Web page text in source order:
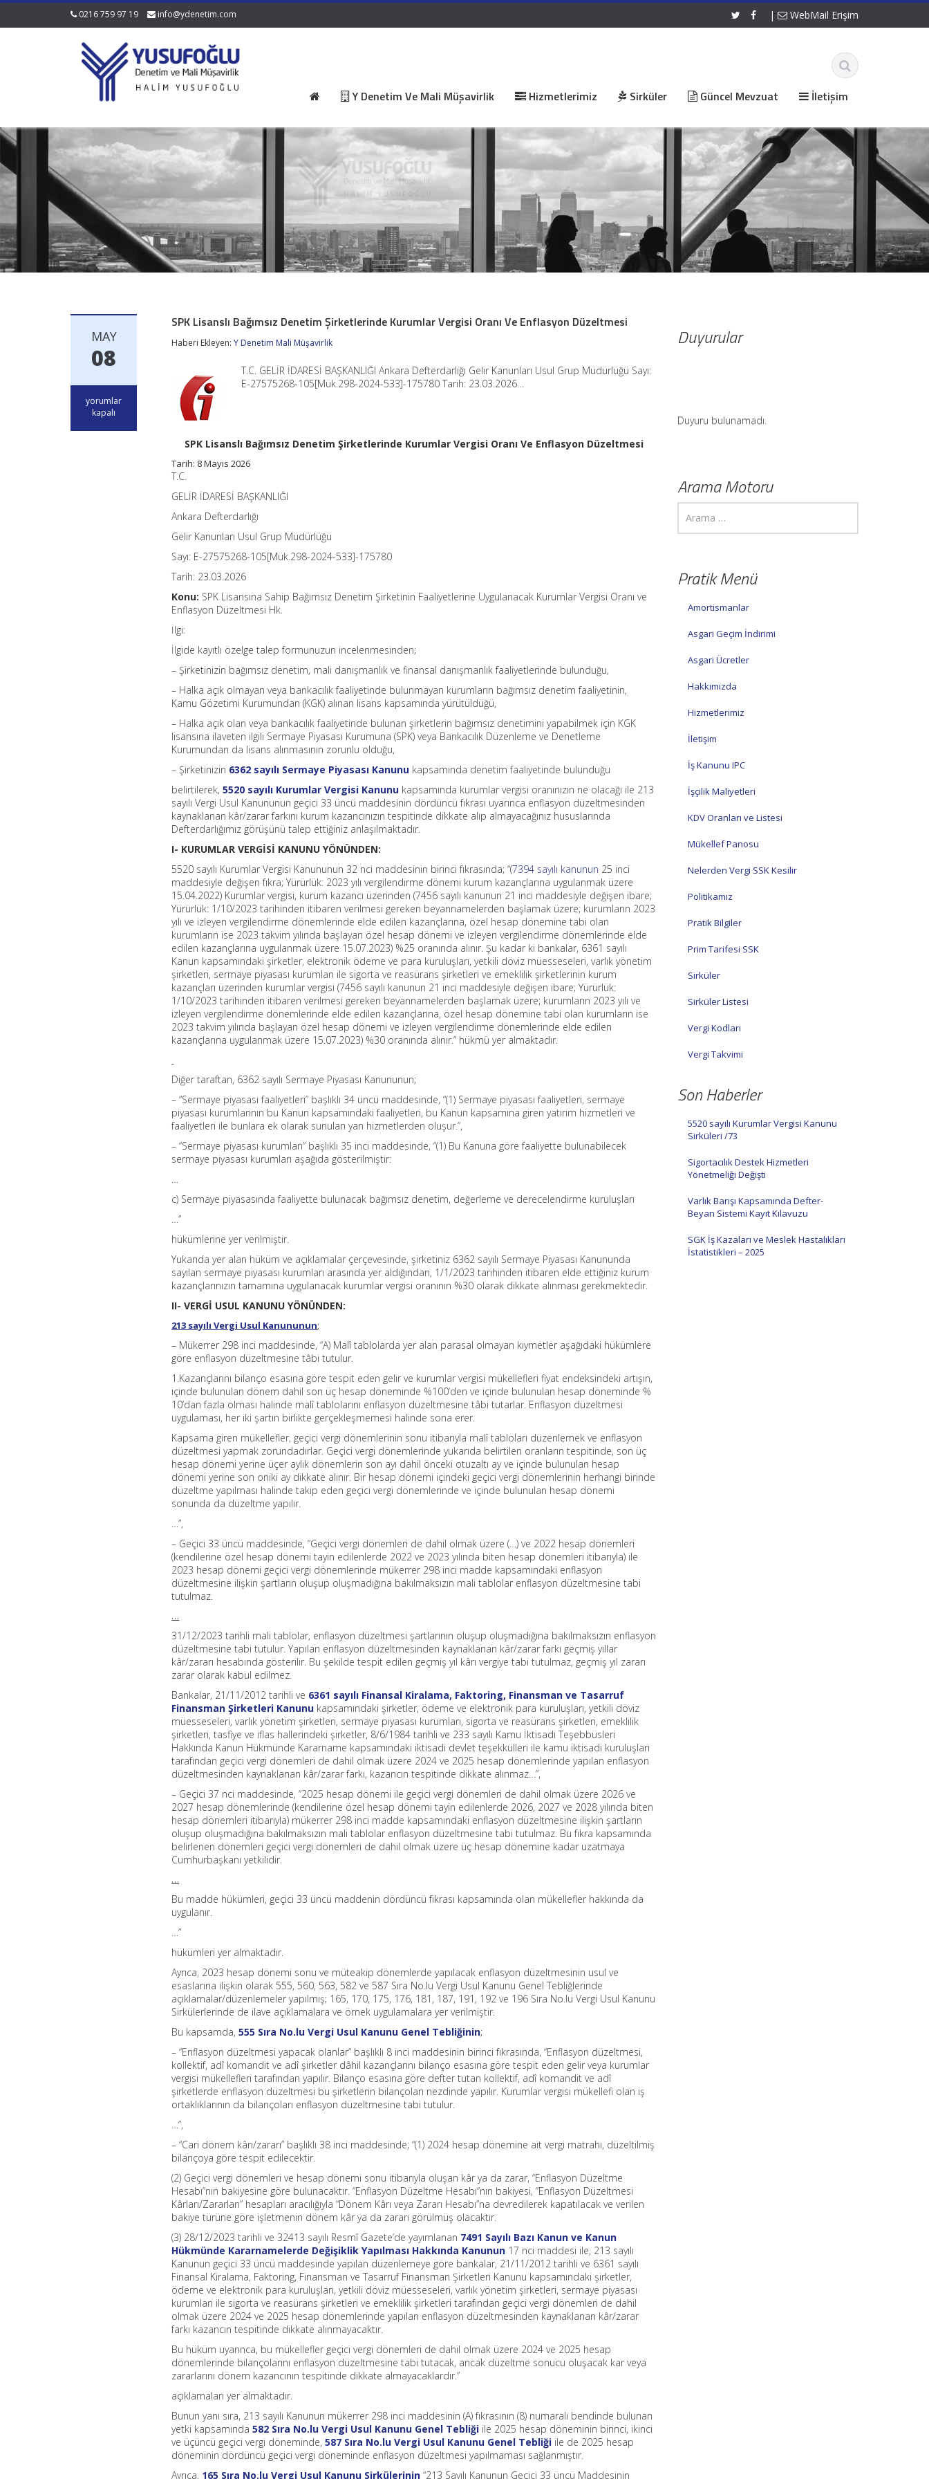
0216 759 97 19 info@ydenetim.com | WebMail Erişim
Y Denetim Ve Mali Müşavirlik Hizmetlerimiz Sirküler Güncel Mevzuat İletişim
MAY
08
SPK
Lisanslı
yorumlar
kapalı
SPK Lisanslı Bağımsız Denetim Şirketlerinde Kurumlar Vergisi Oranı Ve Enflasyon Düzeltmesi
Haberi Ekleyen:Y Denetim Mali Müşavirlik
T.C. GELİR İDARESİ BAŞKANLIĞI Ankara Defterdarlığı Gelir Kanunları Usul Grup Müdürlüğü Sayı:
E-27575268-105[Mük.298-2024-533]-175780 Tarih: 23.03.2026…
SPK Lisanslı Bağımsız Denetim Şirketlerinde Kurumlar Vergisi Oranı Ve Enflasyon Düzeltmesi
Tarih: 8 Mayıs 2026
T.C.
GELİR İDARESİ BAŞKANLIĞI
Ankara Defterdarlığı
Gelir Kanunları Usul Grup Müdürlüğü
Sayı: E-27575268-105[Mük.298-2024-533]-175780
Tarih: 23.03.2026
Konu: SPK Lisansına Sahip Bağımsız Denetim Şirketinin Faaliyetlerine Uygulanacak Kurumlar Vergisi Oranı ve
Enflasyon Düzeltmesi Hk.
İlgi:
İlgide kayıtlı özelge talep formunuzun incelenmesinden;
– Şirketinizin bağımsız denetim, mali danışmanlık ve finansal danışmanlık faaliyetlerinde bulunduğu,
– Halka açık olmayan veya bankacılık faaliyetinde bulunmayan kurumların bağımsız denetim faaliyetinin,
Kamu Gözetimi Kurumundan (KGK) alınan lisans kapsamında yürütüldüğü,
– Halka açık olan veya bankacılık faaliyetinde bulunan şirketlerin bağımsız denetimini yapabilmek için KGK
lisansına ilaveten ilgili Sermaye Piyasası Kurumuna (SPK) veya Bankacılık Düzenleme ve Denetleme
Kurumundan da lisans alınmasının zorunlu olduğu,
– Şirketinizin 6362 sayılı Sermaye Piyasası Kanunu kapsamında denetim faaliyetinde bulunduğu
belirtilerek,5520 sayılı Kurumlar Vergisi Kanunu kapsamında kurumlar vergisi oranınızın ne olacağı ile 213
sayılı Vergi Usul Kanununun geçici 33 üncü maddesinin dördüncü fıkrası uyarınca enflasyon düzeltmesinden
kaynaklanan kâr/zarar farkını kurum kazancınızın tespitinde dikkate alıp almayacağınız hususlarında
Defterdarlığımız görüşünü talep ettiğiniz anlaşılmaktadır.
I- KURUMLAR VERGİSİ KANUNU YÖNÜNDEN:
5520 sayılı Kurumlar Vergisi Kanununun 32 nci maddesinin birinci fıkrasında; “(7394 sayılı kanunun 25 inci
maddesiyle değişen fıkra; Yürürlük: 2023 yılı vergilendirme dönemi kurum kazançlarına uygulanmak üzere
15.04.2022) Kurumlar vergisi, kurum kazancı üzerinden (7456 sayılı kanunun 21 inci maddesiyle değişen ibare;
Yürürlük: 1/10/2023 tarihinden itibaren verilmesi gereken beyannamelerden başlamak üzere; kurumların 2023
yılı ve izleyen vergilendirme dönemlerinde elde edilen kazançlarına, özel hesap dönemine tabi olan
kurumların ise 2023 takvim yılında başlayan özel hesap dönemi ve izleyen vergilendirme dönemlerinde elde
edilen kazançlarına uygulanmak üzere 15.07.2023) %25 oranında alınır. Şu kadar ki bankalar, 6361 sayılı
Kanun kapsamındaki şirketler, elektronik ödeme ve para kuruluşları, yetkili döviz müesseseleri, varlık yönetim
şirketleri, sermaye piyasası kurumları ile sigorta ve reasürans şirketleri ve emeklilik şirketlerinin kurum
kazançları üzerinden kurumlar vergisi (7456 sayılı kanunun 21 inci maddesiyle değişen ibare; Yürürlük:
1/10/2023 tarihinden itibaren verilmesi gereken beyannamelerden başlamak üzere; kurumların 2023 yılı ve
izleyen vergilendirme dönemlerinde elde edilen kazançlarına, özel hesap dönemine tabi olan kurumların ise
2023 takvim yılında başlayan özel hesap dönemi ve izleyen vergilendirme dönemlerinde elde edilen
kazançlarına uygulanmak üzere 15.07.2023) %30 oranında alınır.” hükmü yer almaktadır.
Diğer taraftan, 6362 sayılı Sermaye Piyasası Kanununun;
– “Sermaye piyasası faaliyetleri” başlıklı 34 üncü maddesinde, “(1) Sermaye piyasası faaliyetleri, sermaye
piyasası kurumlarının bu Kanun kapsamındaki faaliyetleri, bu Kanun kapsamına giren yatırım hizmetleri ve
faaliyetleri ile bunlara ek olarak sunulan yan hizmetlerden oluşur.”,
– “Sermaye piyasası kurumları” başlıklı 35 inci maddesinde, “(1) Bu Kanuna göre faaliyette bulunabilecek
sermaye piyasası kurumları aşağıda gösterilmiştir:
…
c) Sermaye piyasasında faaliyette bulunacak bağımsız denetim, değerleme ve derecelendirme kuruluşları
…”
hükümlerine yer verilmiştir.
Yukarıda yer alan hüküm ve açıklamalar çerçevesinde, şirketiniz 6362 sayılı Sermaye Piyasası Kanununda
sayılan sermaye piyasası kurumları arasında yer aldığından, 1/1/2023 tarihinden itibaren elde ettiğiniz kurum
kazançlarınızın tamamına uygulanacak kurumlar vergisi oranının %30 olarak dikkate alınması gerekmektedir.
II- VERGİ USUL KANUNU YÖNÜNDEN:
213 sayılı Vergi Usul Kanununun;
– Mükerrer 298 inci maddesinde, “A) Malî tablolarda yer alan parasal olmayan kıymetler aşağıdaki hükümlere
göre enflasyon düzeltmesine tâbi tutulur.
1.Kazançlarını bilanço esasına göre tespit eden gelir ve kurumlar vergisi mükellefleri fiyat endeksindeki artışın,
içinde bulunulan dönem dahil son üç hesap döneminde %100’den ve içinde bulunulan hesap döneminde %
10’dan fazla olması halinde malî tablolarını enflasyon düzeltmesine tâbi tutarlar. Enflasyon düzeltmesi
uygulaması, her iki şartın birlikte gerçekleşmemesi halinde sona erer.
Kapsama giren mükellefler, geçici vergi dönemlerinin sonu itibarıyla malî tabloları düzenlemek ve enflasyon
düzeltmesi yapmak zorundadırlar. Geçici vergi dönemlerinde yukarıda belirtilen oranların tespitinde, son üç
hesap dönemi yerine üçer aylık dönemlerin son ayı dahil önceki otuzaltı ay ve içinde bulunulan hesap
dönemi yerine son oniki ay dikkate alınır. Bir hesap dönemi içindeki geçici vergi dönemlerinin herhangi birinde
düzeltme yapılması halinde takip eden geçici vergi dönemlerinde ve içinde bulunulan hesap dönemi
sonunda da düzeltme yapılır.
…”,
– Geçici 33 üncü maddesinde, “Geçici vergi dönemleri de dahil olmak üzere (…) ve 2022 hesap dönemleri
(kendilerine özel hesap dönemi tayin edilenlerde 2022 ve 2023 yılında biten hesap dönemleri itibarıyla) ile
2023 hesap dönemi geçici vergi dönemlerinde mükerrer 298 inci madde kapsamındaki enflasyon
düzeltmesine ilişkin şartların oluşup oluşmadığına bakılmaksızın mali tablolar enflasyon düzeltmesine tabi
tutulmaz.
…
31/12/2023 tarihli mali tablolar, enflasyon düzeltmesi şartlarının oluşup oluşmadığına bakılmaksızın enflasyon
düzeltmesine tabi tutulur. Yapılan enflasyon düzeltmesinden kaynaklanan kâr/zarar farkı geçmiş yıllar
kâr/zararı hesabında gösterilir. Bu şekilde tespit edilen geçmiş yıl kârı vergiye tabi tutulmaz, geçmiş yıl zararı
zarar olarak kabul edilmez.
Bankalar, 21/11/2012 tarihli ve 6361 sayılı Finansal Kiralama, Faktoring, Finansman ve Tasarruf
Finansman Şirketleri Kanunu kapsamındaki şirketler, ödeme ve elektronik para kuruluşları, yetkili döviz
müesseseleri, varlık yönetim şirketleri, sermaye piyasası kurumları, sigorta ve reasürans şirketleri, emeklilik
şirketleri, tasfiye ve iflas hallerindeki şirketler, 8/6/1984 tarihli ve 233 sayılı Kamu İktisadi Teşebbüsleri
Hakkında Kanun Hükmünde Kararname kapsamındaki iktisadi devlet teşekkülleri ile kamu iktisadi kuruluşları
tarafından geçici vergi dönemleri de dahil olmak üzere 2024 ve 2025 hesap dönemlerinde yapılan enflasyon
düzeltmesinden kaynaklanan kâr/zarar farkı, kazancın tespitinde dikkate alınmaz…”,
– Geçici 37 nci maddesinde, “2025 hesap dönemi ile geçici vergi dönemleri de dahil olmak üzere 2026 ve
2027 hesap dönemlerinde (kendilerine özel hesap dönemi tayin edilenlerde 2026, 2027 ve 2028 yılında biten
hesap dönemleri itibarıyla) mükerrer 298 inci madde kapsamındaki enflasyon düzeltmesine ilişkin şartların
oluşup oluşmadığına bakılmaksızın mali tablolar enflasyon düzeltmesine tabi tutulmaz. Bu fıkra kapsamında
belirlenen dönemleri geçici vergi dönemleri de dahil olmak üzere üç hesap dönemine kadar uzatmaya
Cumhurbaşkanı yetkilidir.
…
Bu madde hükümleri, geçici 33 üncü maddenin dördüncü fıkrası kapsamında olan mükellefler hakkında da
uygulanır.
…”
hükümleri yer almaktadır.
Ayrıca, 2023 hesap dönemi sonu ve müteakip dönemlerde yapılacak enflasyon düzeltmesinin usul ve
esaslarına ilişkin olarak 555, 560, 563, 582 ve 587 Sıra No.lu Vergi Usul Kanunu Genel Tebliğlerinde
açıklamalar/düzenlemeler yapılmış; 165, 170, 175, 176, 181, 187, 191, 192 ve 196 Sıra No.lu Vergi Usul Kanunu
Sirkülerlerinde de ilave açıklamalara ve örnek uygulamalara yer verilmiştir.
Bu kapsamda,555 Sıra No.lu Vergi Usul Kanunu Genel Tebliğinin;
– “Enflasyon düzeltmesi yapacak olanlar” başlıklı 8 inci maddesinin birinci fıkrasında, “Enflasyon düzeltmesi,
kollektif, adî komandit ve adî şirketler dâhil kazançlarını bilanço esasına göre tespit eden gelir veya kurumlar
vergisi mükellefleri tarafından yapılır. Bilanço esasına göre defter tutan kollektif, adî komandit ve adî
şirketlerde enflasyon düzeltmesi bu şirketlerin bilançoları nezdinde yapılır. Kurumlar vergisi mükellefi olan iş
ortaklıklarının da bilançoları enflasyon düzeltmesine tabi tutulur.
…”,
– “Cari dönem kârı/zararı” başlıklı 38 inci maddesinde; “(1) 2024 hesap dönemine ait vergi matrahı, düzeltilmiş
bilançoya göre tespit edilecektir.
(2) Geçici vergi dönemleri ve hesap dönemi sonu itibarıyla oluşan kâr ya da zarar, “Enflasyon Düzeltme
Hesabı”nın bakiyesine göre bulunacaktır. “Enflasyon Düzeltme Hesabı”nın bakiyesi, “Enflasyon Düzeltmesi
Kârları/Zararları” hesapları aracılığıyla “Dönem Kârı veya Zararı Hesabı”na devredilerek kapatılacak ve verilen
bakiye türüne göre işletmenin dönem kâr ya da zararı görülmüş olacaktır.
(3) 28/12/2023 tarihli ve 32413 sayılı Resmî Gazete’de yayımlanan 7491 Sayılı Bazı Kanun ve Kanun
Hükmünde Kararnamelerde Değişiklik Yapılması Hakkında Kanunun 17 nci maddesi ile, 213 sayılı
Kanunun geçici 33 üncü maddesinde yapılan düzenlemeye göre bankalar, 21/11/2012 tarihli ve 6361 sayılı
Finansal Kiralama, Faktoring, Finansman ve Tasarruf Finansman Şirketleri Kanunu kapsamındaki şirketler,
ödeme ve elektronik para kuruluşları, yetkili döviz müesseseleri, varlık yönetim şirketleri, sermaye piyasası
kurumları ile sigorta ve reasürans şirketleri ve emeklilik şirketleri tarafından geçici vergi dönemleri de dahil
olmak üzere 2024 ve 2025 hesap dönemlerinde yapılan enflasyon düzeltmesinden kaynaklanan kâr/zarar
farkı kazancın tespitinde dikkate alınmayacaktır.
Bu hüküm uyarınca, bu mükellefler geçici vergi dönemleri de dahil olmak üzere 2024 ve 2025 hesap
dönemlerinde bilançolarını enflasyon düzeltmesine tabi tutacak, ancak düzeltme sonucu oluşacak kar veya
zararlarını dönem kazancının tespitinde dikkate almayacaklardır.”
açıklamaları yer almaktadır.
Bunun yanı sıra, 213 sayılı Kanunun mükerrer 298 inci maddesinin (A) fıkrasının (8) numaralı bendinde bulunan
yetki kapsamında582 Sıra No.lu Vergi Usul Kanunu Genel Tebliği ile 2025 hesap döneminin birinci, ikinci
ve üçüncü geçici vergi döneminde,587 Sıra No.lu Vergi Usul Kanunu Genel Tebliği ile de 2025 hesap
döneminin dördüncü geçici vergi döneminde enflasyon düzeltmesi yapılmaması sağlanmıştır.
Ayrıca, 165 Sıra No.lu Vergi Usul Kanunu Sirkülerinin “213 Sayılı Kanunun Geçici 33 üncü Maddesinin
Duyurular
Arama Motoru
Pratik Menü
Amortismanlar
Asgari Geçim İndirimi
Asgari Ücretler
Hakkımızda
Hizmetlerimiz
İletişim
İş Kanunu IPC
İşçilik Maliyetleri
KDV Oranları ve Listesi
Mükellef Panosu
Nelerden Vergi SSK Kesilir
Politikamız
Pratik Bilgiler
Prim Tarifesi SSK
Sirküler
Sirküler Listesi
Vergi Kodları
Vergi Takvimi
Son Haberler
5520 sayılı Kurumlar Vergisi Kanunu
Sirküleri /73
Sigortacılık Destek Hizmetleri
Yönetmeliği Değişti
Varlık Barışı Kapsamında Defter-
Beyan Sistemi Kayıt Kılavuzu
SGK İş Kazaları ve Meslek Hastalıkları
İstatistikleri – 2025